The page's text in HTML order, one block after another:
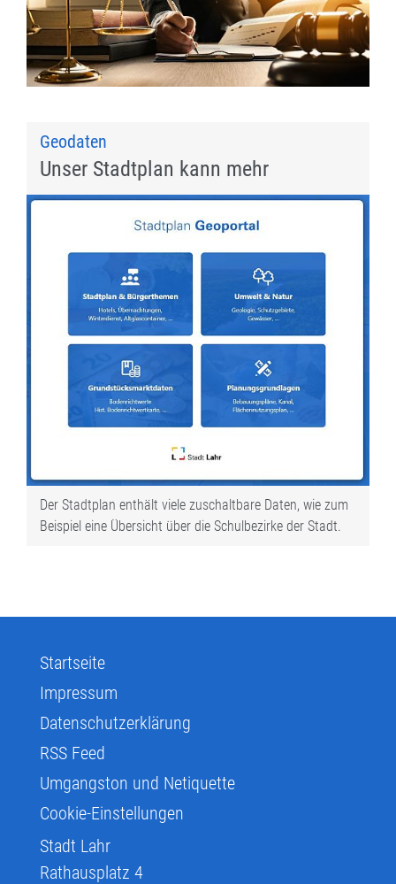
Geodaten
Unser Stadtplan kann mehr
Der Stadtplan enthält viele zuschaltbare Daten, wie zum
Beispiel eine Übersicht über die Schulbezirke der Stadt.
Startseite
Impressum
Datenschutzerklärung
RSS Feed
Umgangston und Netiquette
Cookie-Einstellungen
Stadt Lahr
Rathausplatz 4